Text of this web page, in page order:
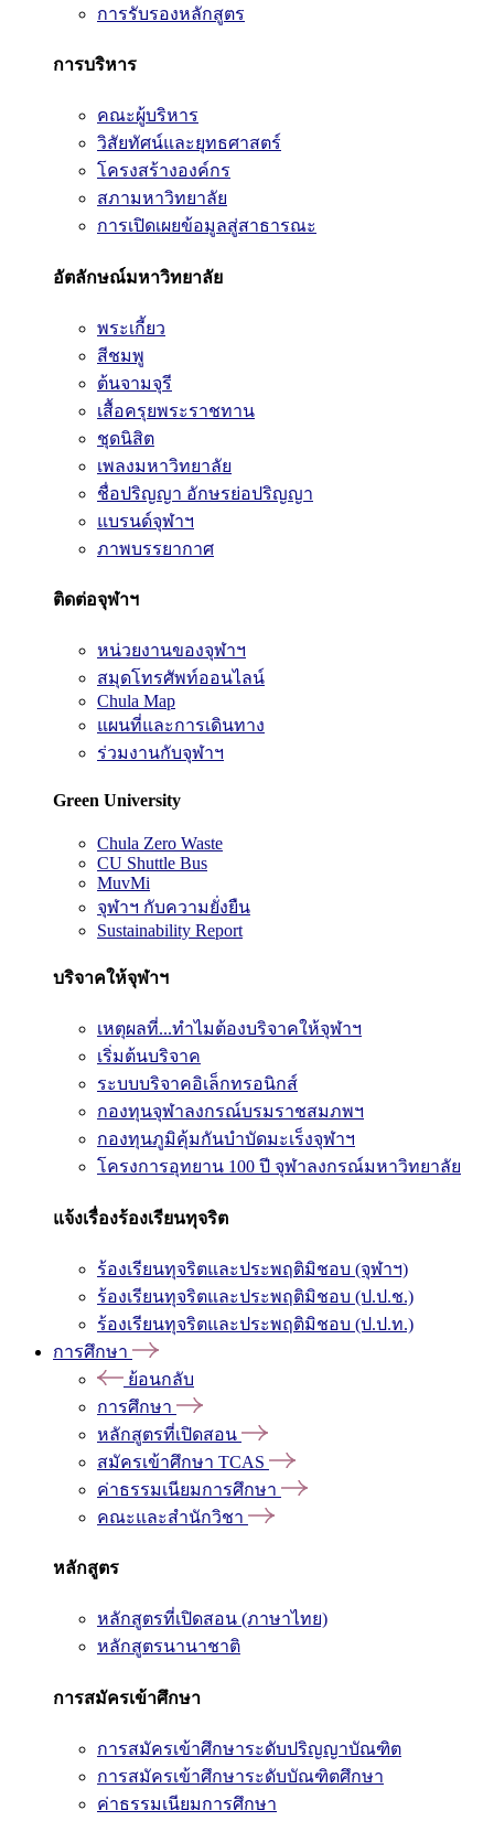
การรับรองหลักสูตร
การบริหาร
คณะผู้บริหาร
วิสัยทัศน์และยุทธศาสตร์
โครงสร้างองค์กร
สภามหาวิทยาลัย
การเปิดเผยข้อมูลสู่สาธารณะ
อัตลักษณ์มหาวิทยาลัย
พระเกี้ยว
สีชมพู
ต้นจามจุรี
เสื้อครุยพระราชทาน
ชุดนิสิต
เพลงมหาวิทยาลัย
ชื่อปริญญา อักษรย่อปริญญา
แบรนด์จุฬาฯ
ภาพบรรยากาศ
ติดต่อจุฬาฯ
หน่วยงานของจุฬาฯ
สมุดโทรศัพท์ออนไลน์
Chula Map
แผนที่และการเดินทาง
ร่วมงานกับจุฬาฯ
Green University
Chula Zero Waste
CU Shuttle Bus
MuvMi
จุฬาฯ กับความยั่งยืน
Sustainability Report
บริจาคให้จุฬาฯ
เหตุผลที่...ทำไมต้องบริจาคให้จุฬาฯ
เริ่มต้นบริจาค
ระบบบริจาคอิเล็กทรอนิกส์
กองทุนจุฬาลงกรณ์บรมราชสมภพฯ
กองทุนภูมิคุ้มกันบำบัดมะเร็งจุฬาฯ
โครงการอุทยาน 100 ปี จุฬาลงกรณ์มหาวิทยาลัย
แจ้งเรื่องร้องเรียนทุจริต
ร้องเรียนทุจริตและประพฤติมิชอบ (จุฬาฯ)
ร้องเรียนทุจริตและประพฤติมิชอบ (ป.ป.ช.)
ร้องเรียนทุจริตและประพฤติมิชอบ (ป.ป.ท.)
การศึกษา
ย้อนกลับ
การศึกษา
หลักสูตรที่เปิดสอน
สมัครเข้าศึกษา TCAS
ค่าธรรมเนียมการศึกษา
คณะและสำนักวิชา
หลักสูตร
หลักสูตรที่เปิดสอน (ภาษาไทย)
หลักสูตรนานาชาติ
การสมัครเข้าศึกษา
การสมัครเข้าศึกษาระดับปริญญาบัณฑิต
การสมัครเข้าศึกษาระดับบัณฑิตศึกษา
ค่าธรรมเนียมการศึกษา